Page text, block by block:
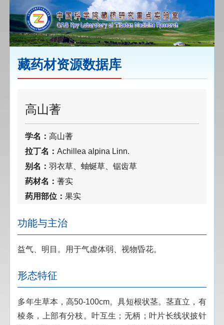
藏药材资源数据库
高山蓍
学名：高山蓍
拉丁名：Achillea alpina Linn.
别名：羽衣草、蚰蜒草、锯齿草
药材名：蓍实
药用部位：果实
功能与主治
益气、明目。用于气虚体弱、视物昏花。
形态特征
多年生草本，高50-100cm。具短根状茎。茎直立，有
棱条，上部有分枝。叶互生；无柄；叶片长线状披针